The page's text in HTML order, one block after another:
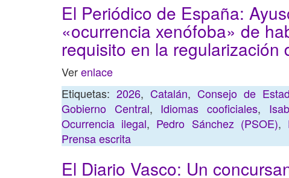
El Periódico de España:
«ocurrencia xenófoba» de
requisito en la regularización
Verenlace
Etiquetas: 2026, Catalán, Consejo de
Gobierno Central, Idiomas cooficiales,
Ocurrencia ilegal, Pedro Sánchez (PSOE),
Prensa escrita
El Diario Vasco: Un